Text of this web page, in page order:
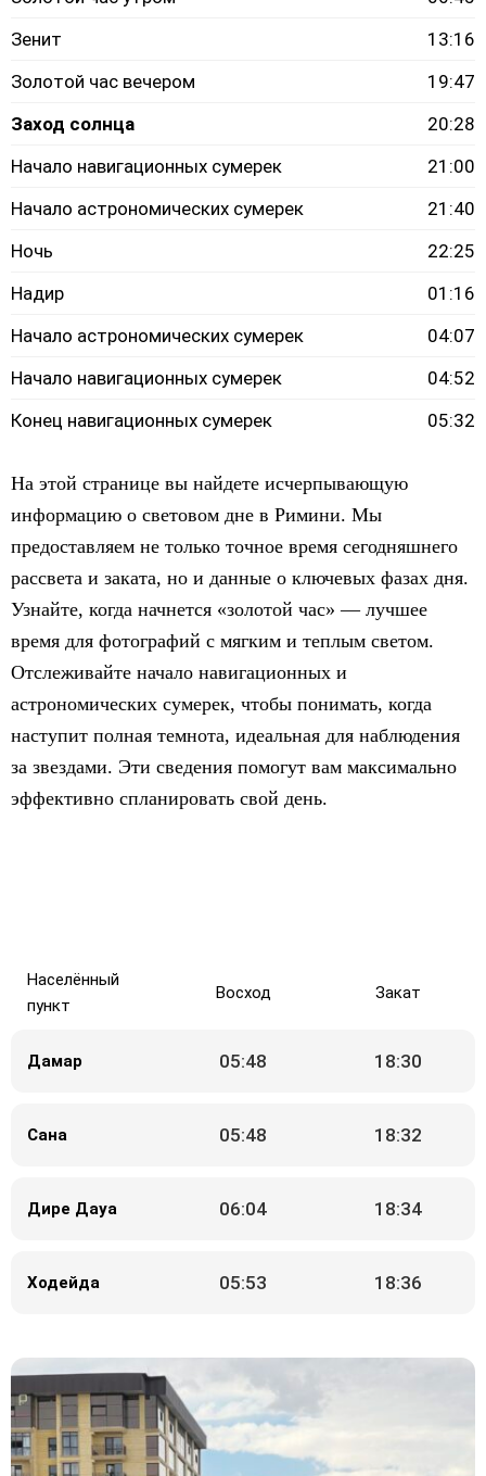
Зенит
13:16
Золотой час вечером
19:47
Заход солнца
20:28
Начало навигационных сумерек
21:00
Начало астрономических сумерек
21:40
Ночь
22:25
Надир
01:16
Начало астрономических сумерек
04:07
Начало навигационных сумерек
04:52
Конец навигационных сумерек
05:32
На этой странице вы найдете исчерпывающую
информацию о световом дне в Римини. Мы
предоставляем не только точное время сегодняшнего
рассвета и заката, но и данные о ключевых фазах дня.
Узнайте, когда начнется «золотой час» — лучшее
время для фотографий с мягким и теплым светом.
Отслеживайте начало навигационных и
астрономических сумерек, чтобы понимать, когда
наступит полная темнота, идеальная для наблюдения
за звездами. Эти сведения помогут вам максимально
эффективно спланировать свой день.
Населённый
пункт
Восход Закат
Дамар 05:48 18:30
Сана 05:48 18:32
Дире Дауа 06:04 18:34
Ходейда 05:53 18:36